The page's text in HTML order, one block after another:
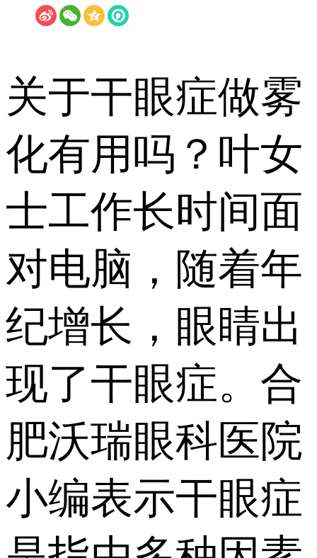
关于干眼症做雾
化有用吗？叶女
士工作长时间面
对电脑，随着年
纪增长，眼睛出
现了干眼症。合
肥沃瑞眼科医院
小编表示干眼症